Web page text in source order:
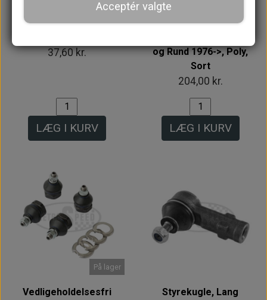
Bagbro Spacer,
Rustfri Stål 0,5mm
37,60 kr.
LÆG I KURV
Forbro Gummi
Ophæng
og Rund 1976->, Poly,
Sort
204,00 kr.
LÆG I KURV
På lager
Vedligeholdelsesfri
Styrekugle, Lang
Acceptér valgte